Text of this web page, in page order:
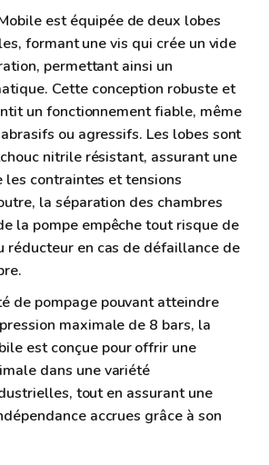
est équipée de deux lobes
formant une vis qui crée un vide
permettant ainsi un
Cette conception robuste et
un fonctionnement fiable, même
ou agressifs. Les lobes sont
nitrile résistant, assurant une
les contraintes et tensions
la séparation des chambres
la pompe empêche tout risque de
réducteur en cas de défaillance de
de pompage pouvant atteindre
maximale de 8 bars, la
est conçue pour offrir une
dans une variété
tout en assurant une
accrues grâce à son